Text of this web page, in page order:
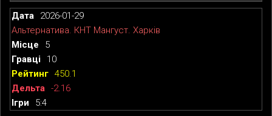
2026-01-29
Альтернатива. КНТ Мангуст. Харків
5
10
450.1
-2.16
5:4